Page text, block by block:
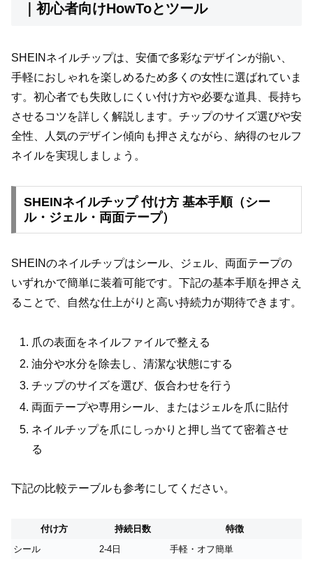
｜初心者向けHowToとツール
SHEINネイルチップは、安価で多彩なデザインが揃い、
手軽におしゃれを楽しめるため多くの女性に選ばれていま
す。初心者でも失敗しにくい付け方や必要な道具、長持ち
させるコツを詳しく解説します。チップのサイズ選びや安
全性、人気のデザイン傾向も押さえながら、納得のセルフ
ネイルを実現しましょう。
SHEINネイルチップ 付け方 基本手順（シー
ル・ジェル・両面テープ）
SHEINのネイルチップはシール、ジェル、両面テープの
いずれかで簡単に装着可能です。下記の基本手順を押さえ
ることで、自然な仕上がりと高い持続力が期待できます。
爪の表面をネイルファイルで整える
油分や水分を除去し、清潔な状態にする
チップのサイズを選び、仮合わせを行う
両面テープや専用シール、またはジェルを爪に貼付
ネイルチップを爪にしっかりと押し当てて密着させ
る
下記の比較テーブルも参考にしてください。
付け方 持続日数
特徴
シール
2-4日 手軽・オフ簡単